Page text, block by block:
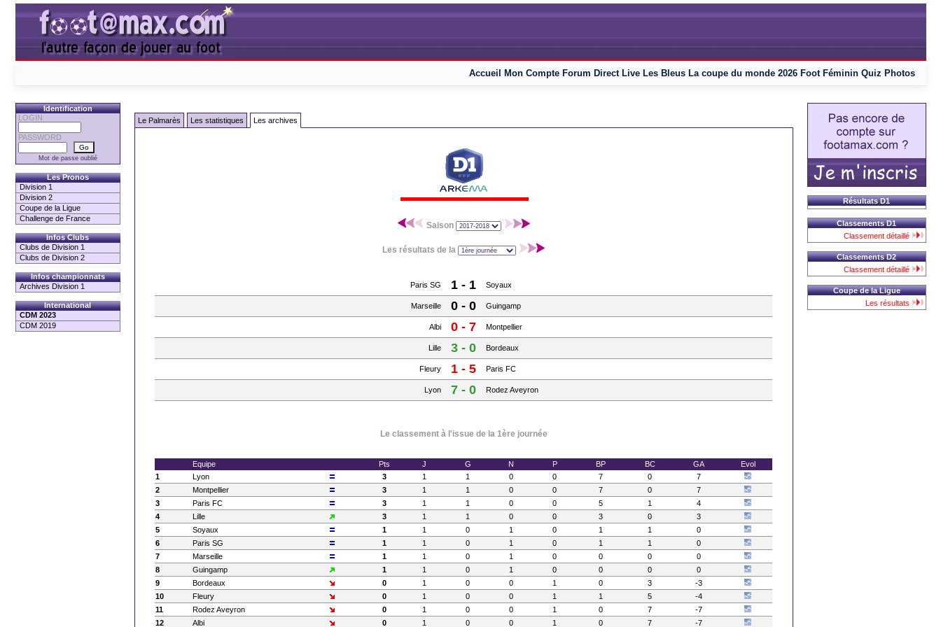
Accueil Mon Compte Forum Direct Live Les Bleus La coupe du monde 2026 Foot Féminin Quiz Photos
Identification
LOGIN
PASSWORD
Mot de passe oublié
Les Pronos
Division 1
Division 2
Coupe de la Ligue
Challenge de France
Infos Clubs
Clubs de Division 1
Clubs de Division 2
Infos championnats
Archives Division 1
International
CDM 2023
CDM 2019
Le Palmarès Les statistiques Les archives
Saison
Les résultats de la
Paris SG 1 - 1 Soyaux
Marseille 0 - 0 Guingamp
Albi 0 - 7 Montpellier
Lille 3 - 0 Bordeaux
Fleury 1 - 5 Paris FC
Lyon 7 - 0 Rodez Aveyron
Le classement à l'issue de la 1ère journée
Equipe Pts J G N P BP BC GA
Evol
1
Lyon 3 1 1 0 0 7 0
7
2
Montpellier 3 1 1 0 0 7 0
7
3
Paris FC 3 1 1 0 0 5 1
4
4
Lille 3 1 1 0 0 3 0
3
5
Soyaux 1 1 0 1 0 1 1
0
6
Paris SG 1 1 0 1 0 1 1
0
7
Marseille 1 1 0 1 0 0 0
0
8
Guingamp 1 1 0 1 0 0 0
0
9
Bordeaux 0 1 0 0 1 0 3
-3
10
Fleury 0 1 0 0 1 1 5
-4
11
Rodez Aveyron 0 1 0 0 1 0 7
-7
12
Albi 0 1 0 0 1 0 7 -7
Résultats D1
Classements D1
Classement détaillé
Classements D2
Classement détaillé
Coupe de la Ligue
Les résultats